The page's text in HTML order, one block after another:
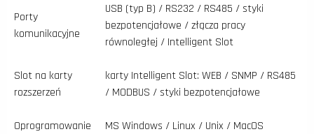
Porty
komunikacyjne
USB (typ B) / RS232 / RS485 / styki
bezpotencjałowe / złącza pracy
równoległej / Intelligent Slot
Slot na karty
rozszerzeń
karty Intelligent Slot: WEB / SNMP / RS485
/ MODBUS / styki bezpotencjałowe
Oprogramowanie MS Windows / Linux / Unix / MacOS